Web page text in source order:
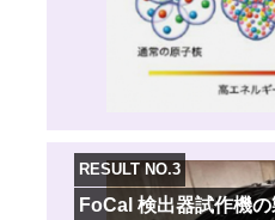
RESULT NO.3
FoCal 検出器試作機